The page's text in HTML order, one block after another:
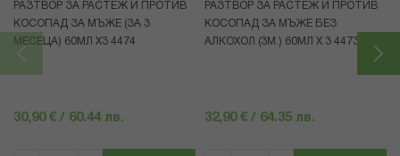
РАЗТВОР ЗА РАСТЕЖ И ПРОТИВ
КОСОПАД ЗА МЪЖЕ (ЗА 3
МЕСЕЦА) 60МЛ X3 4474
30,90 € / 60.44 лв.
РАЗТВОР ЗА РАСТЕЖ И ПРОТИВ
КОСОПАД ЗА МЪЖЕ БЕЗ
АЛКОХОЛ (3М.) 60МЛ X 3 4473
32,90 € / 64.35 лв.